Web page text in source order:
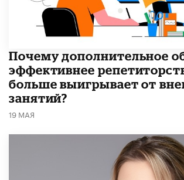
​Почему дополнительное
эффективнее
больше выигрывает от
занятий?
19 МАЯ